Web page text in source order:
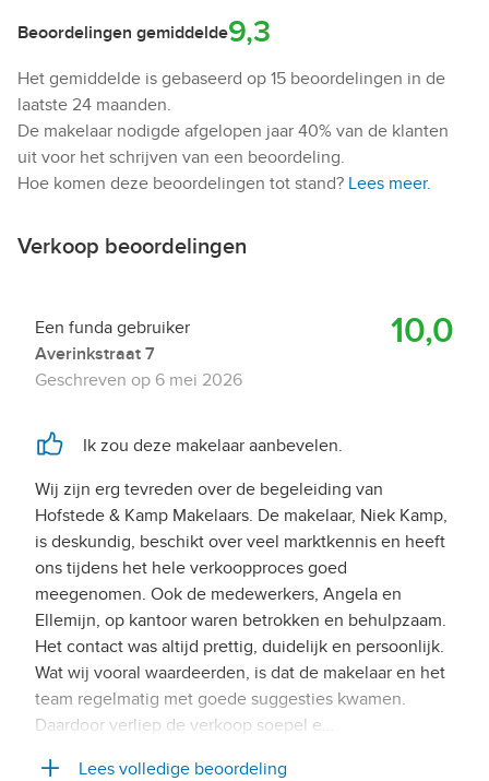
Beoordelingen gemiddelde9,3
Het gemiddelde is gebaseerd op 15 beoordelingen in de
laatste 24 maanden.
De makelaar nodigde afgelopen jaar 40% van de klanten
uit voor het schrijven van een beoordeling.
Hoe komen deze beoordelingen tot stand? Lees meer.
Verkoop beoordelingen
Een funda gebruiker
Averinkstraat 7
Geschreven op 6 mei 2026
10,0
Ik zou deze makelaar aanbevelen.
Wij zijn erg tevreden over de begeleiding van
Hofstede & Kamp Makelaars. De makelaar, Niek Kamp,
is deskundig, beschikt over veel marktkennis en heeft
ons tijdens het hele verkoopproces goed
meegenomen. Ook de medewerkers, Angela en
Ellemijn, op kantoor waren betrokken en behulpzaam.
Het contact was altijd prettig, duidelijk en persoonlijk.
Wat wij vooral waardeerden, is dat de makelaar en het
team regelmatig met goede suggesties kwamen.
Daardoor verliep de verkoop soepel e…
Lees volledige beoordeling